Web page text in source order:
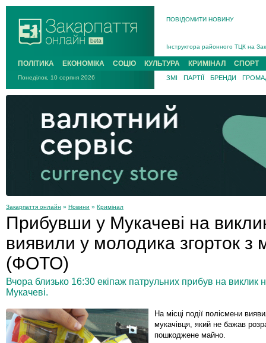
ПОВІДОМИТИ НОВИНУ
Інструктора районного ТЦК на
В Ужгороді попрощаються із
В Ужгороді 5 серпня
Підтвердили загибель
На війні з рф поліг військовий з
На війні загинув 26-річний
ПОЛІТИКА ЕКОНОМІКА СОЦІО КУЛЬТУРА КРИМІНАЛ СПОРТ
Понеділок, 10 серпня 2026 ЗМІ ПАРТІЇ БРЕНДИ
Закарпаття онлайн » Новини » Кримінал
Прибувши у Мукачеві на
виявили у молодика згорток з
(ФОТО)
Вчора близько 16:30 екіпаж патрульних прибув на
Мукачеві.
На місці події полісмени
мукачівця, який не бажав
пошкоджене майно.